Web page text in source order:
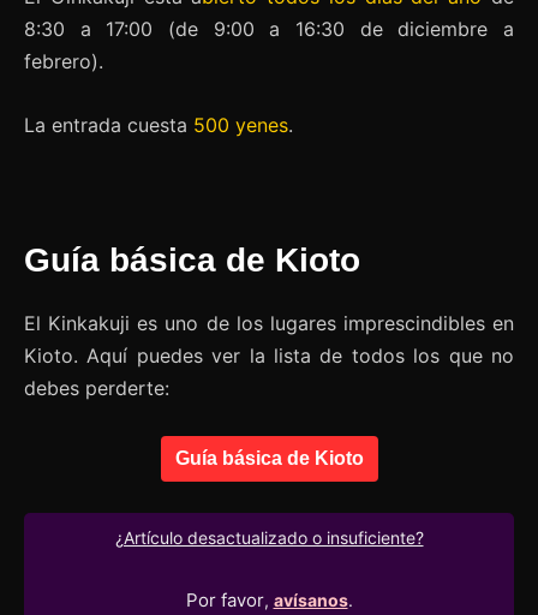
8:30 a 17:00 (de 9:00 a 16:30 de diciembre a
febrero).
La entrada cuesta 500 yenes.
Guía básica de Kioto
El Kinkakuji es uno de los lugares imprescindibles en
Kioto. Aquí puedes ver la lista de todos los que no
debes perderte:
Guía básica de Kioto
¿Artículo desactualizado o insuficiente?
Por favor, avísanos.